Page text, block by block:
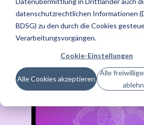
datenschutzrechtlichen Informationen
BDSG) zu den durch die Cookies
Verarbeitungsvorgängen.
Cookie-Einstellungen
Alle Cookies akzeptieren
Alle
KOSTENLOSEN TESTZUGANG
ANFORDERN